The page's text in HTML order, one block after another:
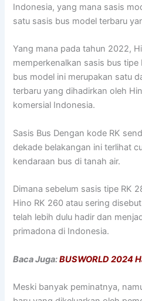
Indonesia, yang mana sasis
satu sasis bus model terbaru
Yang mana pada tahun 2022,
memperkenalkan sasis bus
bus model ini merupakan satu
terbaru yang dihadirkan oleh
komersial Indonesia.
Sasis Bus Dengan kode RK
dekade belakangan ini terlihat
kendaraan bus di tanah air.
Dimana sebelum sasis tipe RK
Hino RK 260 atau sering
telah lebih dulu hadir dan
primadona di Indonesia.
Baca Juga:BUSWORLD 2024
Meski banyak peminatnya,